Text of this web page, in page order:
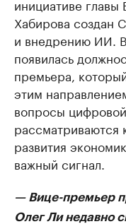
инициативе
Хабирова создан
и внедрению ИИ. В
появилась
премьера,
этим
вопросы
рассматриваются
развития
важный сигнал.
— Вице-премьер
Олег Ли недавно